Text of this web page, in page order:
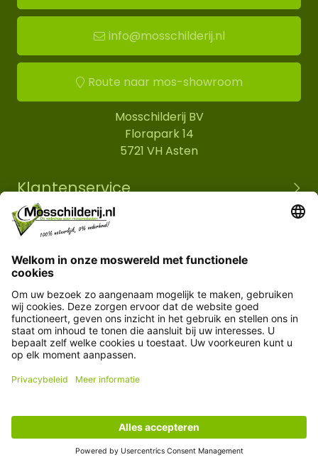
info@mosschilderij.nl
Route naar mos-showroom
Mosschilderij BV
Florapark 14
5721 VH Asten
Klantenservice
Informatie
© Copyright 2026 Mosschilderij.nl